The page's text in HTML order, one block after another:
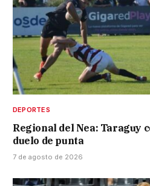
DEPORTES
Regional del Nea: Taraguy
duelo de punta
7 de agosto de 2026